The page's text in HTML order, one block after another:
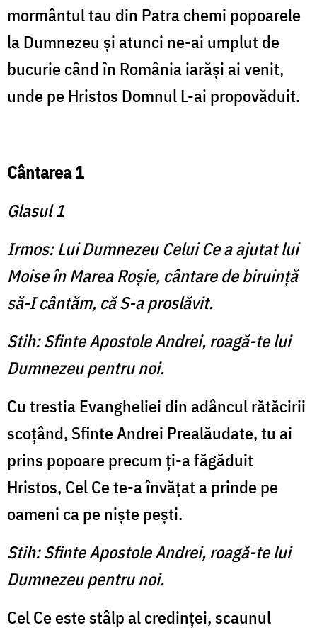
mormântul tau din Patra chemi popoarele
la Dumnezeu şi atunci ne-ai umplut de
bucurie când în România iarăşi ai venit,
unde pe Hristos Domnul L-ai propovăduit.
Cântarea 1
Glasul 1
Irmos: Lui Dumnezeu Celui Ce a ajutat lui
Moise în Marea Roşie, cântare de biruinţă
să-I cântăm, că S-a proslăvit.
Stih: Sfinte Apostole Andrei, roagă-te lui
Dumnezeu pentru noi.
Cu trestia Evangheliei din adâncul rătăcirii
scoţând, Sfinte Andrei Prealăudate, tu ai
prins popoare precum ţi-a făgăduit
Hristos, Cel Ce te-a învăţat a prinde pe
oameni ca pe nişte peşti.
Stih: Sfinte Apostole Andrei, roagă-te lui
Dumnezeu pentru noi.
Cel Ce este stâlp al credinţei, scaunul